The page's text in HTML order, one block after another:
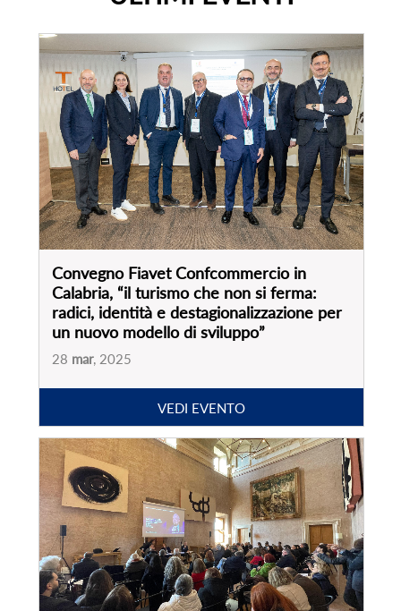
Convegno Fiavet Confcommercio in
Calabria, “il turismo che non si ferma:
radici, identità e destagionalizzazione per
un nuovo modello di sviluppo”
28 mar, 2025
VEDI EVENTO